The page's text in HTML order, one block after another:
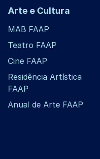
Arte e Cultura
MAB FAAP
Teatro FAAP
Cine FAAP
Residência Artística
FAAP
Anual de Arte FAAP